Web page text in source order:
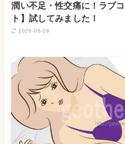
潤い不足・性交痛に！ラブ
ト】試してみました！
2026-06-28